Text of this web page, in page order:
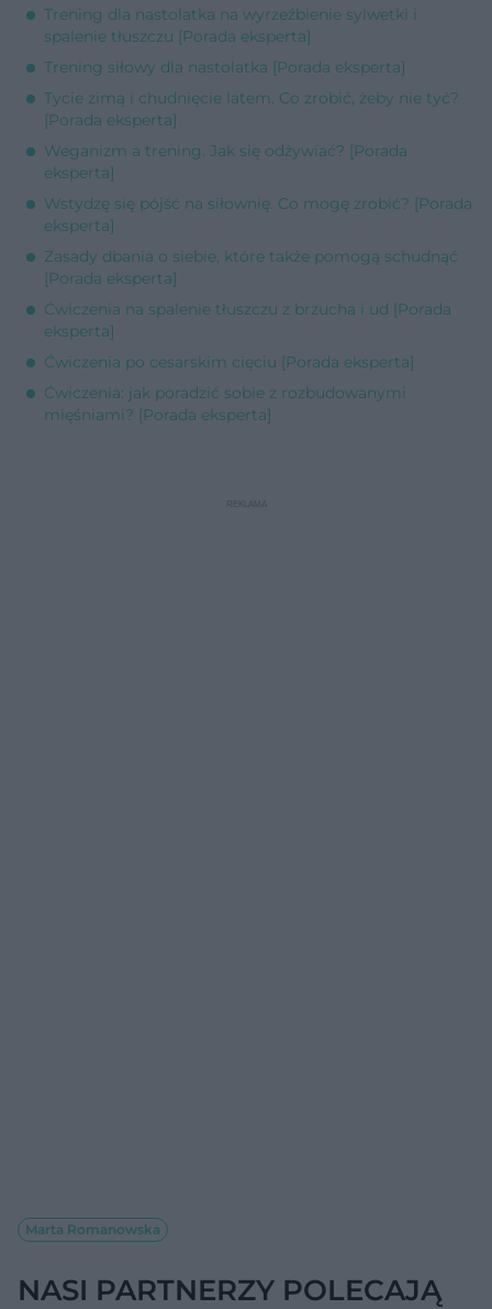
Trening dla nastolatka na wyrzeźbienie sylwetki i
spalenie tłuszczu [Porada eksperta]
Trening siłowy dla nastolatka [Porada eksperta]
Tycie zimą i chudnięcie latem. Co zrobić, żeby nie tyć?
[Porada eksperta]
Weganizm a trening. Jak się odżywiać? [Porada
eksperta]
Wstydzę się pójść na siłownię. Co mogę zrobić? [Porada
eksperta]
Zasady dbania o siebie, które także pomogą schudnąć
[Porada eksperta]
Ćwiczenia na spalenie tłuszczu z brzucha i ud [Porada
eksperta]
Ćwiczenia po cesarskim cięciu [Porada eksperta]
Ćwiczenia: jak poradzić sobie z rozbudowanymi
mięśniami? [Porada eksperta]
Marta Romanowska
NASI PARTNERZY POLECAJĄ